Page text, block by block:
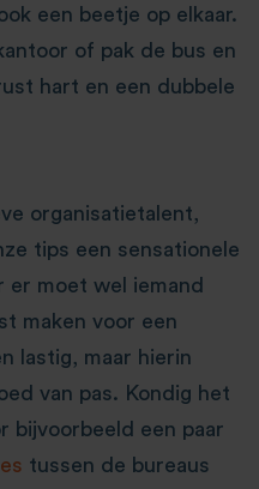
een beetje op elkaar.
of pak de bus en
hart en een dubbele
organisatietalent,
tips een sensationele
er moet wel iemand
maken voor een
lastig, maar hierin
van pas. Kondig het
bijvoorbeeld een paar
tussen de bureaus